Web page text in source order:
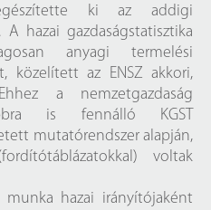
ki az addigi
hazai gazdaságstatisztika
anyagi termelési
közelített az ENSZ akkori,
a nemzetgazdaság
is fennálló KGST
mutatórendszer alapján,
voltak
hazai irányítójaként